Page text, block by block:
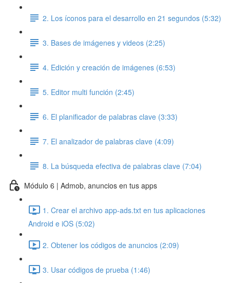
2. Los íconos para el desarrollo en 21 segundos (5:32)
3. Bases de imágenes y videos (2:25)
4. Edición y creación de imágenes (6:53)
5. Editor multi función (2:45)
6. El planificador de palabras clave (3:33)
7. El analizador de palabras clave (4:09)
8. La búsqueda efectiva de palabras clave (7:04)
Módulo 6 | Admob, anuncios en tus apps
1. Crear el archivo app-ads.txt en tus aplicaciones
Android e iOS (5:02)
2. Obtener los códigos de anuncios (2:09)
3. Usar códigos de prueba (1:46)